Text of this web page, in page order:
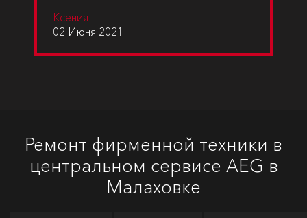
Ксения
02 Июня 2021
Ремонт фирменной техники в
центральном сервисе AEG в
Малаховке